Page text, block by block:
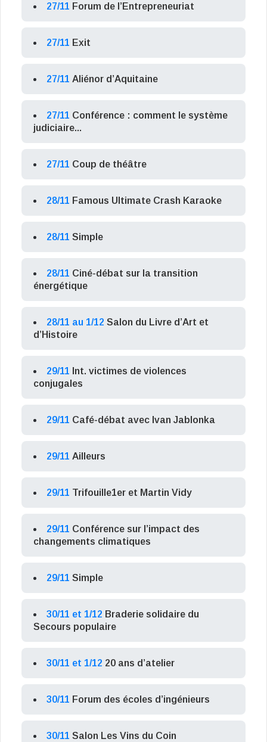
27/11 Forum de l’Entrepreneuriat
27/11 Exit
27/11 Aliénor d’Aquitaine
27/11 Conférence : comment le système
judiciaire...
27/11 Coup de théâtre
28/11 Famous Ultimate Crash Karaoke
28/11 Simple
28/11 Ciné-débat sur la transition
énergétique
28/11 au 1/12 Salon du Livre d’Art et
d’Histoire
29/11 Int. victimes de violences
conjugales
29/11 Café-débat avec Ivan Jablonka
29/11 Ailleurs
29/11 Trifouille1er et Martin Vidy
29/11 Conférence sur l’impact des
changements climatiques
29/11 Simple
30/11 et 1/12 Braderie solidaire du
Secours populaire
30/11 et 1/12 20 ans d’atelier
30/11 Forum des écoles d’ingénieurs
30/11 Salon Les Vins du Coin